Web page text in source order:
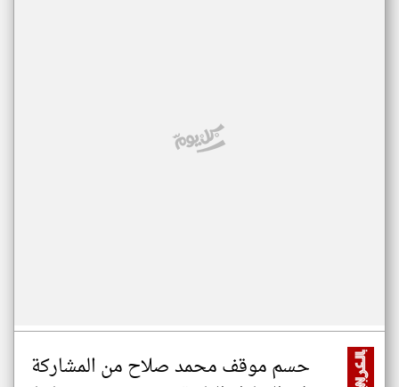
حسم موقف محمد صلاح من المشاركة